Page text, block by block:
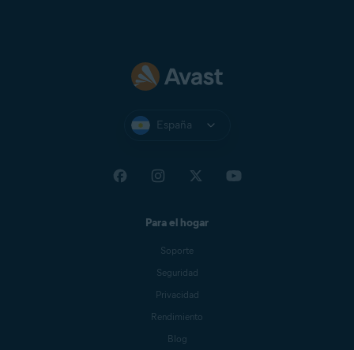
España
Para el hogar
Soporte
Seguridad
Privacidad
Rendimiento
Blog